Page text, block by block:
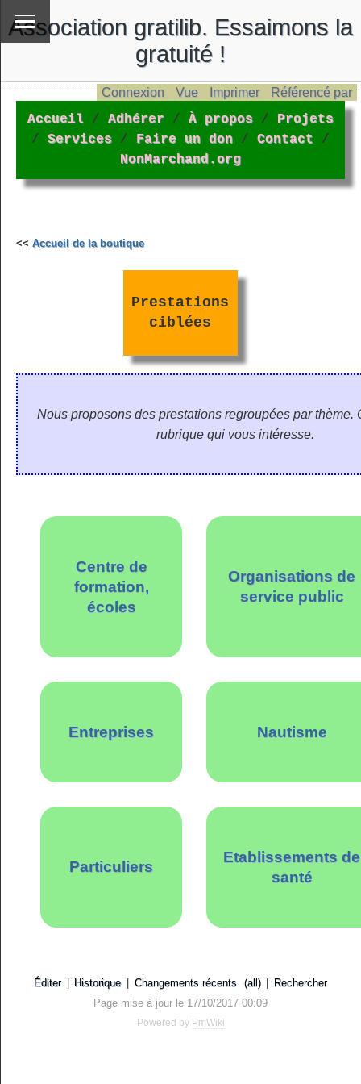
Association gratilib. Essaimons la
gratuité !
Connexion Vue Imprimer
Référencé par
Accueil / Adhérer / À propos / Projets
/ Services / Faire un don / Contact /
NonMarchand.org
<< Accueil de la boutique
Prestations
ciblées
Nous proposons des prestations regroupées par thème.
rubrique qui vous intéresse.
Centre de
formation,
écoles
Organisations de
service public
Entreprises Nautisme
Particuliers
Etablissements de
santé
Éditer | Historique | Changements récents (all) | Rechercher
Page mise à jour le 17/10/2017 00:09
Powered by PmWiki